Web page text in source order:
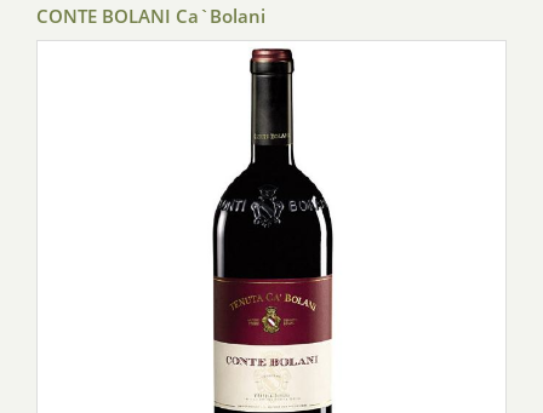
CONTE BOLANI Ca`Bolani